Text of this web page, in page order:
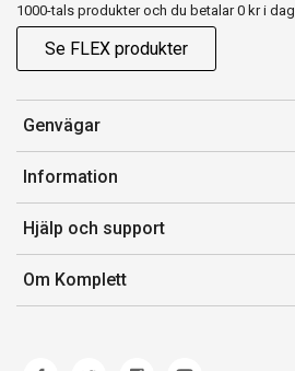
1000-tals produkter och du betalar 0 kr i dag.
Se FLEX produkter
Genvägar
Konto
Orderhistorik
Presentkort
Komplett Club
Information
Försäljningsvillkor
Medlemsvillkor for Komplett Club
Lediga tjänster
Hjälp och support
Kontakta oss
Kundservice
Om Komplett